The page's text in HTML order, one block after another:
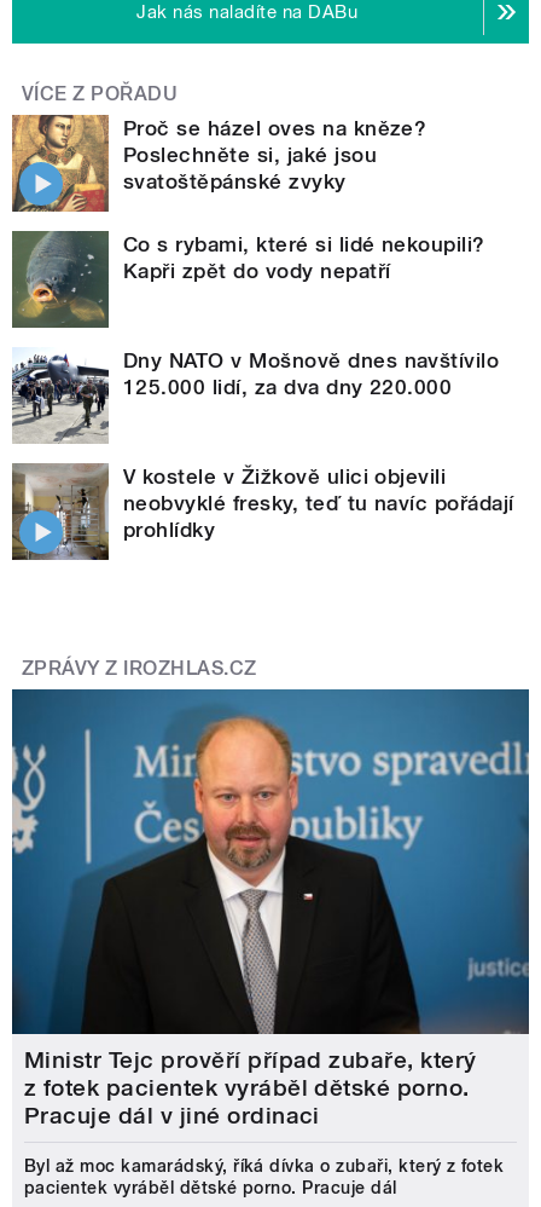
Jak nás naladíte na DABu
VÍCE Z POŘADU
Proč se házel oves na kněze?
Poslechněte si, jaké jsou
svatoštěpánské zvyky
Co s rybami, které si lidé nekoupili?
Kapři zpět do vody nepatří
Dny NATO v Mošnově dnes navštívilo
125.000 lidí, za dva dny 220.000
V kostele v Žižkově ulici objevili
neobvyklé fresky, teď tu navíc pořádají
prohlídky
ZPRÁVY Z IROZHLAS.CZ
Ministr Tejc prověří případ zubaře, který
z fotek pacientek vyráběl dětské porno.
Pracuje dál v jiné ordinaci
Byl až moc kamarádský, říká dívka o zubaři, který z fotek
pacientek vyráběl dětské porno. Pracuje dál